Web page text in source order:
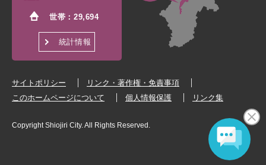
世帯：29,694
統計情報
サイトポリシー
リンク・著作権・免責事項
このホームページについて
個人情報保護 リンク集
Copyright Shiojiri City. All Rights Reserved.